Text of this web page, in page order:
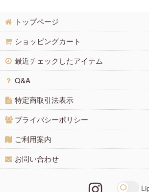
トップページ
ショッピングカート
最近チェックしたアイテム
Q&A
特定商取引法表示
プライバシーポリシー
ご利用案内
お問い合わせ